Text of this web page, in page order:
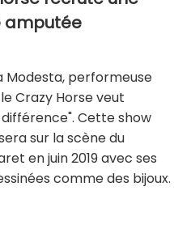
amputée
Modesta, performeuse
Crazy Horse veut
Cette show
sur la scène du
en juin 2019 avec ses
comme des bijoux.